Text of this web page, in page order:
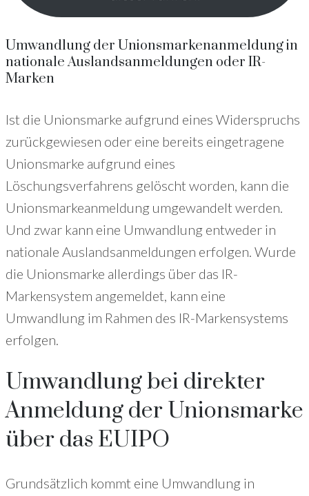
Umwandlung der Unionsmarkenanmeldung in
nationale Auslandsanmeldungen oder IR-
Marken
Ist die Unionsmarke aufgrund eines Widerspruchs
zurückgewiesen oder eine bereits eingetragene
Unionsmarke aufgrund eines
Löschungsverfahrens gelöscht worden, kann die
Unionsmarkeanmeldung umgewandelt werden.
Und zwar kann eine Umwandlung entweder in
nationale Auslandsanmeldungen erfolgen. Wurde
die Unionsmarke allerdings über das IR-
Markensystem angemeldet, kann eine
Umwandlung im Rahmen des IR-Markensystems
erfolgen.
Umwandlung bei direkter
Anmeldung der Unionsmarke
über das EUIPO
Grundsätzlich kommt eine Umwandlung in